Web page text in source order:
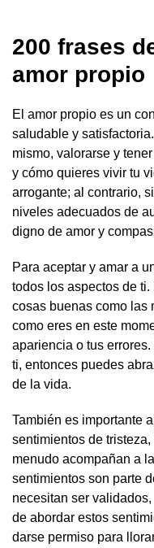
200 frases
amor propio
El amor propio es un
saludable y
mismo, valorarse y
y cómo quieres vivir tu
arrogante; al contrario,
niveles adecuados de
digno de amor y
Para aceptar y amar a
todos los aspectos de
cosas buenas como las
como eres en este
apariencia o tus
ti, entonces puedes
de la vida.
También es importante
sentimientos de
menudo acompañan a
sentimientos son parte
necesitan ser
de abordar estos
darse permiso para